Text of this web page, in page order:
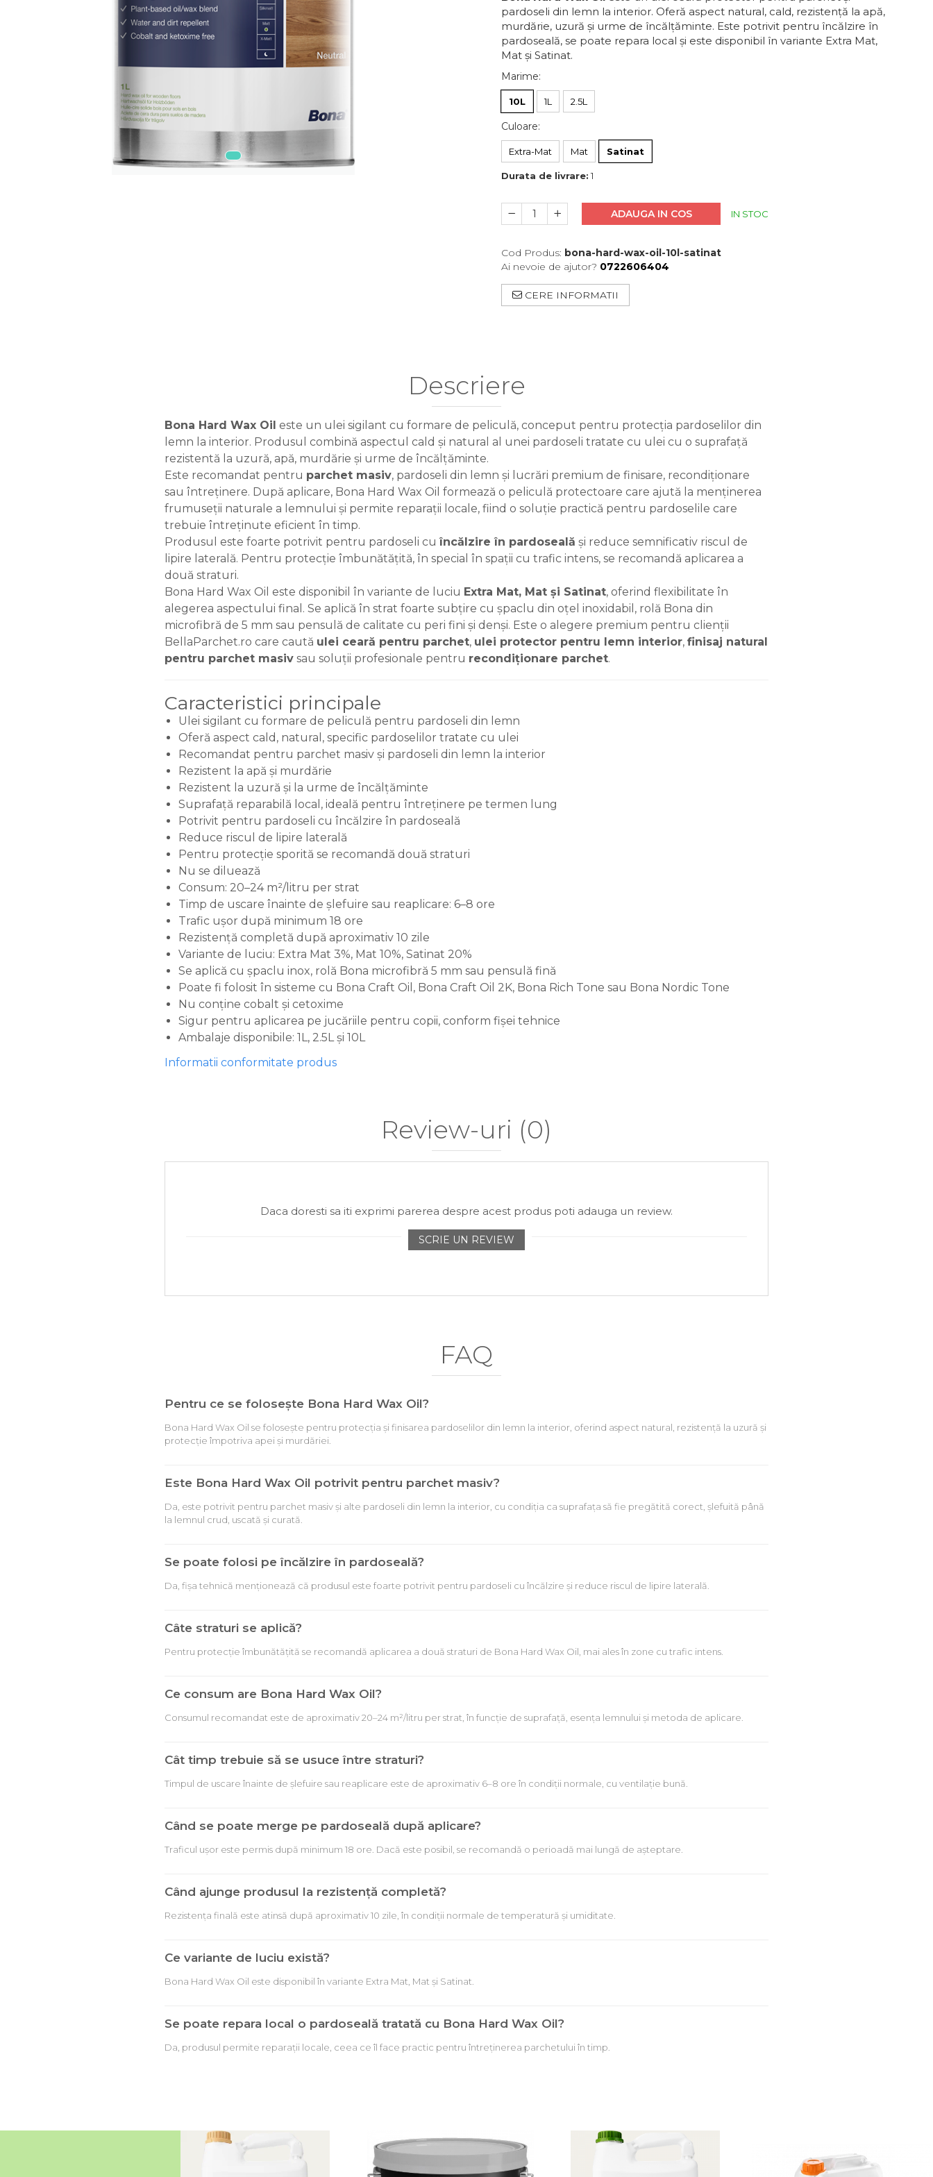
pardoseli din lemn la interior. Oferă aspect natural, cald, rezistență la apă,
murdărie, uzură și urme de încălțăminte. Este potrivit pentru încălzire în
pardoseală, se poate repara local și este disponibil în variante Extra Mat,
Mat și Satinat.
Marime:
10L 1L 2.5L
Culoare:
Extra-Mat Mat Satinat
Durata de livrare: 1
ADAUGA IN COS IN STOC
Cod Produs: bona-hard-wax-oil-10l-satinat
Ai nevoie de ajutor? 0722606404
CERE INFORMATII
Descriere
Bona Hard Wax Oil este un ulei sigilant cu formare de peliculă, conceput pentru protecția pardoselilor din
lemn la interior. Produsul combină aspectul cald și natural al unei pardoseli tratate cu ulei cu o suprafață
rezistentă la uzură, apă, murdărie și urme de încălțăminte.
Este recomandat pentru parchet masiv, pardoseli din lemn și lucrări premium de finisare, recondiționare
sau întreținere. După aplicare, Bona Hard Wax Oil formează o peliculă protectoare care ajută la menținerea
frumuseții naturale a lemnului și permite reparații locale, fiind o soluție practică pentru pardoselile care
trebuie întreținute eficient în timp.
Produsul este foarte potrivit pentru pardoseli cuîncălzire în pardoseală și reduce semnificativ riscul de
lipire laterală. Pentru protecție îmbunătățită, în special în spații cu trafic intens, se recomandă aplicarea a
două straturi.
Bona Hard Wax Oil este disponibil în variante de luciu Extra Mat, Mat și Satinat, oferind flexibilitate în
alegerea aspectului final. Se aplică în strat foarte subțire cu șpaclu din oțel inoxidabil, rolă Bona din
microfibră de 5 mm sau pensulă de calitate cu peri fini și denși. Este o alegere premium pentru clienții
BellaParchet.ro care caută ulei ceară pentru parchet, ulei protector pentru lemn interior, finisaj natural
pentru parchet masiv sau soluții profesionale pentru recondiționare parchet.
Caracteristici principale
Ulei sigilant cu formare de peliculă pentru pardoseli din lemn
Oferă aspect cald, natural, specific pardoselilor tratate cu ulei
Recomandat pentru parchet masiv și pardoseli din lemn la interior
Rezistent la apă și murdărie
Rezistent la uzură și la urme de încălțăminte
Suprafață reparabilă local, ideală pentru întreținere pe termen lung
Potrivit pentru pardoseli cu încălzire în pardoseală
Reduce riscul de lipire laterală
Pentru protecție sporită se recomandă două straturi
Nu se diluează
Consum: 20–24 m²/litru per strat
Timp de uscare înainte de șlefuire sau reaplicare: 6–8 ore
Trafic ușor după minimum 18 ore
Rezistență completă după aproximativ 10 zile
Variante de luciu: Extra Mat 3%, Mat 10%, Satinat 20%
Se aplică cu șpaclu inox, rolă Bona microfibră 5 mm sau pensulă fină
Poate fi folosit în sisteme cu Bona Craft Oil, Bona Craft Oil 2K, Bona Rich Tone sau Bona Nordic Tone
Nu conține cobalt și cetoxime
Sigur pentru aplicarea pe jucăriile pentru copii, conform fișei tehnice
Ambalaje disponibile: 1L, 2.5L și 10L
Informatii conformitate produs
Review-uri (0)
Daca doresti sa iti exprimi parerea despre acest produs poti adauga un review.
SCRIE UN REVIEW
FAQ
Pentru ce se folosește Bona Hard Wax Oil?
Bona Hard Wax Oil se folosește pentru protecția și finisarea pardoselilor din lemn la interior, oferind aspect natural, rezistență la uzură și
protecție împotriva apei și murdăriei.
Este Bona Hard Wax Oil potrivit pentru parchet masiv?
Da, este potrivit pentru parchet masiv și alte pardoseli din lemn la interior, cu condiția ca suprafața să fie pregătită corect, șlefuită până
la lemnul crud, uscată și curată.
Se poate folosi pe încălzire în pardoseală?
Da, fișa tehnică menționează că produsul este foarte potrivit pentru pardoseli cu încălzire și reduce riscul de lipire laterală.
Câte straturi se aplică?
Pentru protecție îmbunătățită se recomandă aplicarea a două straturi de Bona Hard Wax Oil, mai ales în zone cu trafic intens.
Ce consum are Bona Hard Wax Oil?
Consumul recomandat este de aproximativ 20–24 m²/litru per strat, în funcție de suprafață, esența lemnului și metoda de aplicare.
Cât timp trebuie să se usuce între straturi?
Timpul de uscare înainte de șlefuire sau reaplicare este de aproximativ 6–8 ore în condiții normale, cu ventilație bună.
Când se poate merge pe pardoseală după aplicare?
Traficul ușor este permis după minimum 18 ore. Dacă este posibil, se recomandă o perioadă mai lungă de așteptare.
Când ajunge produsul la rezistență completă?
Rezistența finală este atinsă după aproximativ 10 zile, în condiții normale de temperatură și umiditate.
Ce variante de luciu există?
Bona Hard Wax Oil este disponibil în variante Extra Mat, Mat și Satinat.
Se poate repara local o pardoseală tratată cu Bona Hard Wax Oil?
Da, produsul permite reparații locale, ceea ce îl face practic pentru întreținerea parchetului în timp.